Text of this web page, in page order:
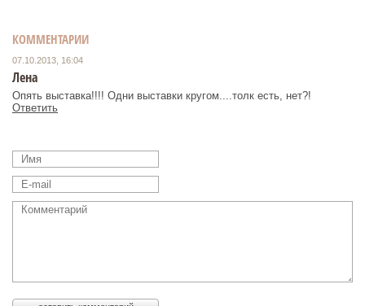
КОММЕНТАРИИ
07.10.2013, 16:04
Лена
Опять выставка!!!! Одни выставки кругом....толк есть, нет?!
Ответить